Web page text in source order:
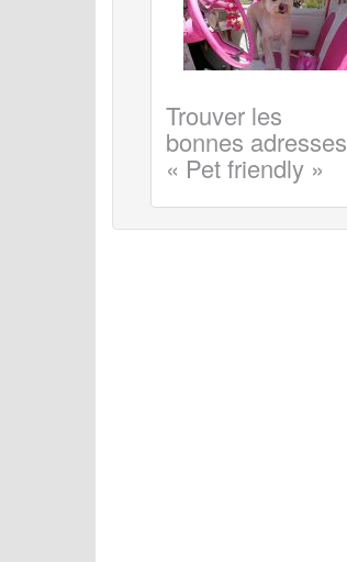
Trouver les
bonnes adresses
« Pet friendly »